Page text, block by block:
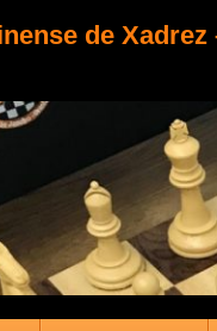
de Xadrez